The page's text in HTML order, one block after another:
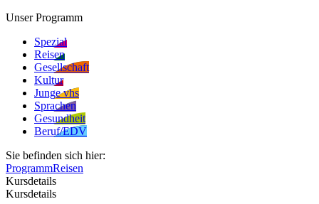
Unser Programm
Spezial
Reisen
Gesellschaft
Kultur
Junge vhs
Sprachen
Gesundheit
Beruf/EDV
Sie befinden sich hier:
ProgrammReisen
Kursdetails
Kursdetails